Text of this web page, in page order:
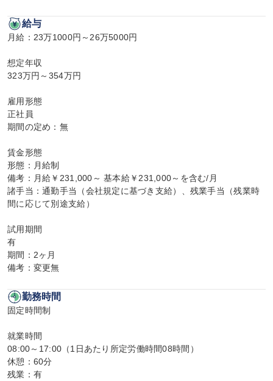
給与
月給：23万1000円～26万5000円
想定年収
323万円～354万円
雇用形態
正社員
期間の定め：無
賃金形態
形態：月給制
備考：月給￥231,000～ 基本給￥231,000～を含む/月
諸手当：通勤手当（会社規定に基づき支給）、残業手当（残業時
間に応じて別途支給）
試用期間
有
期間：2ヶ月
備考：変更無
勤務時間
固定時間制
就業時間
08:00～17:00（1日あたり所定労働時間08時間）
休憩：60分
残業：有